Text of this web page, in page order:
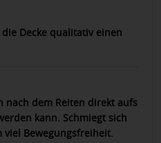
Decke qualitativ einen
nach dem Reiten direkt aufs
kann. Schmiegt sich
viel Bewegungsfreiheit.